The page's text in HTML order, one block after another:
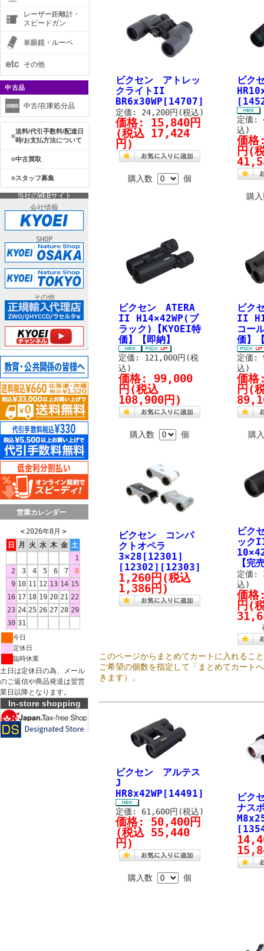
レーザー距離計・
スピードガン
単眼鏡・ルーペ
その他
中古品
中古/在庫処分品
送料/代引手数料/配達日
時/お支払方法について
中古買取
スタッフ募集
当社のWEBサイト
会社情報
SHOP
その他
営業カレンダー
＜ 2026年8月 ＞
日
月 火 水 木 金 土
1
2
3 4 5 6 7
8
9 10 11 12 13 14 15
16 17 18 19 20 21 22
23 24 25 26 27 28 29
30 31
今日
定休日
臨時休業
土日は定休日の為、メール
のご返信や商品発送は翌営
業日以降となります。
In-store shopping
ビクセン アトレッ
クライトII
BR6x30WP[14707]
定価: 24,200円(税込)
価格: 15,840円
(税込 17,424
円)
購入数 個
ビク
定価:
込)
価
円 (
購
ビクセン ATERA
II H14×42WP(ブ
ラック)【KYOEI特
価】【即納】
定価: 121,000円(税
込)
価格: 99,000
円 (税込
108,900円)
購入数 個
ビク
II
コー
価】
定価:
込)
価
円 (
購
ビクセン コンパ
クトオペラ
3×28[12301]
[12302][12303]
1,260円 (税込
1,386円)
ビク
ック
【完
定価:
込)
価
円 (
このページからまとめてカートに入れるこ
ご希望の個数を指定して「まとめてカート
きます）。
ビクセン アルテス
J
HR8x42WP[14491]
定価: 61,600円(税込)
価格: 50,400円
(税込 55,440
円)
購入数 個
ビク
ナス